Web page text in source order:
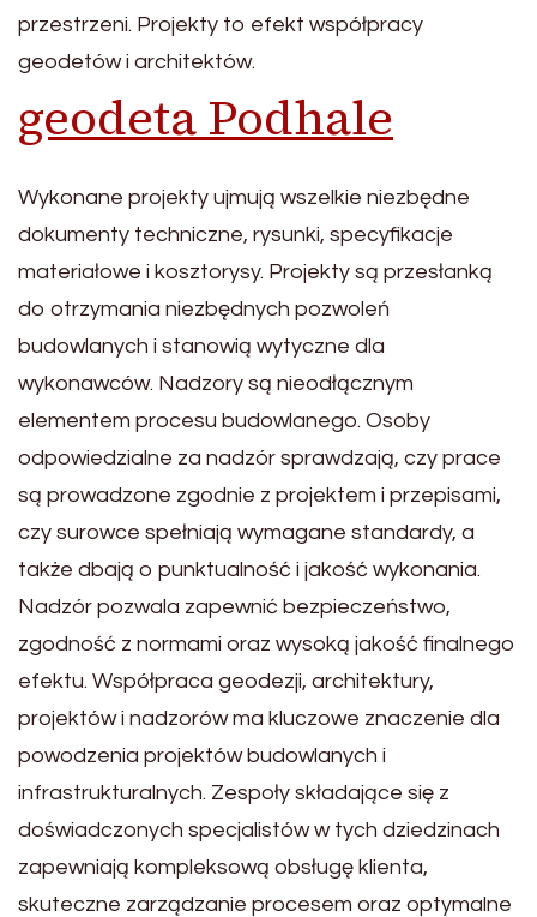
przestrzeni. Projekty to efekt współpracy
geodetów i architektów.
geodeta Podhale
Wykonane projekty ujmują wszelkie niezbędne
dokumenty techniczne, rysunki, specyfikacje
materiałowe i kosztorysy. Projekty są przesłanką
do otrzymania niezbędnych pozwoleń
budowlanych i stanowią wytyczne dla
wykonawców. Nadzory są nieodłącznym
elementem procesu budowlanego. Osoby
odpowiedzialne za nadzór sprawdzają, czy prace
są prowadzone zgodnie z projektem i przepisami,
czy surowce spełniają wymagane standardy, a
także dbają o punktualność i jakość wykonania.
Nadzór pozwala zapewnić bezpieczeństwo,
zgodność z normami oraz wysoką jakość finalnego
efektu. Współpraca geodezji, architektury,
projektów i nadzorów ma kluczowe znaczenie dla
powodzenia projektów budowlanych i
infrastrukturalnych. Zespoły składające się z
doświadczonych specjalistów w tych dziedzinach
zapewniają kompleksową obsługę klienta,
skuteczne zarządzanie procesem oraz optymalne